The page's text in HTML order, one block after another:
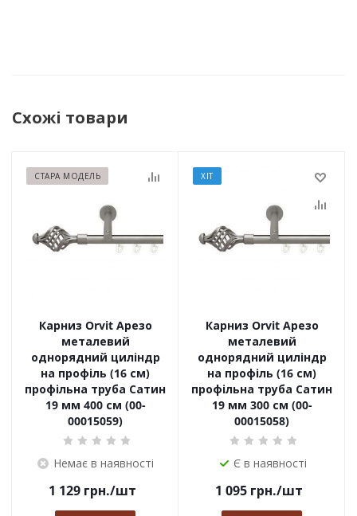
Схожі товари
СТАРА МОДЕЛЬ
Карниз Orvit Арезо
металевий
однорядний циліндр
на профіль (16 см)
профільна труба Сатин
19 мм 400 см (00-
00015059)
Немає в наявності
1 129 грн./шт
ХІТ
Карниз Orvit Арезо
металевий
однорядний циліндр
на профіль (16 см)
профільна труба Сатин
19 мм 300 см (00-
00015058)
Є в наявності
1 095 грн./шт